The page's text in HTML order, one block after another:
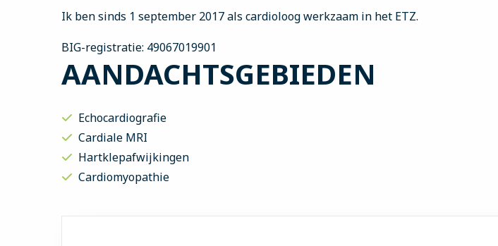
Ik ben sinds 1 september 2017 als cardioloog werkzaam in het ETZ.
BIG-registratie: 49067019901
AANDACHTSGEBIEDEN
Echocardiografie
Cardiale MRI
Hartklepafwijkingen
Cardiomyopathie